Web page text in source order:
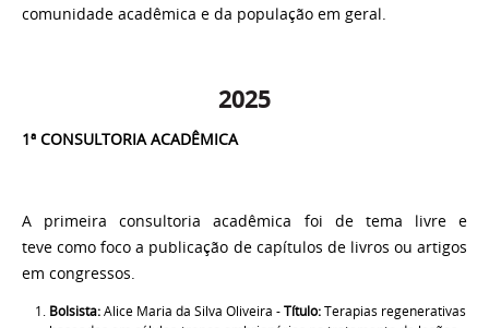
comunidade acadêmica e da população em geral.
2025
1ª CONSULTORIA ACADÊMICA
A primeira consultoria acadêmica foi de tema livre e
tevecomo foco a publicação de capítulos de livros ou artigos
em congressos.
Bolsista:Alice Maria da Silva Oliveira -Título:Terapias regenerativas